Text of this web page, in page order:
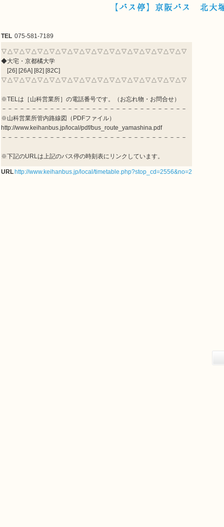
【バス停】京阪バス 北
TEL 075-581-7189
▽△▽△▽△▽△▽△▽△▽△▽△▽△▽△▽△▽△▽△▽△▽△▽
◆大宅・京都橘大学
[26] [26A] [82] [82C]
▽△▽△▽△▽△▽△▽△▽△▽△▽△▽△▽△▽△▽△▽△▽△▽
※TELは［山科営業所］の電話番号です。（お忘れ物・お問合せ）
－－－－－－－－－－－－－－－－－－－－－－－－－－－－－－－
※山科営業所管内路線図（PDFファイル）
http://www.keihanbus.jp/local/pdf/bus_route_yamashina.pdf
－－－－－－－－－－－－－－－－－－－－－－－－－－－－－－－
※下記のURLは上記のバス停の時刻表にリンクしています。
URL http://www.keihanbus.jp/local/timetable.php?stop_cd=2556&no=2